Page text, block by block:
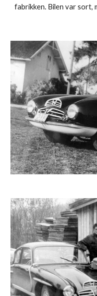
fabrikken. Bilen var sort,